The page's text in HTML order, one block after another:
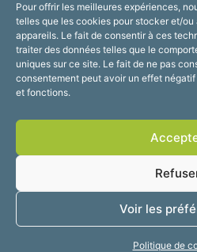
Pour offrir les meilleures expériences,
telles que les cookies pour stocker et/
appareils. Le fait de consentir à ces
traiter des données telles que le
uniques sur ce site. Le fait de ne pas
consentement peut avoir un effet
et fonctions.
Voir les
Politique de
Horaires
Du lundi au
de 8h30 à 12h et de
Suivez-nous !
Accessibilité
2025 © Propulsé par